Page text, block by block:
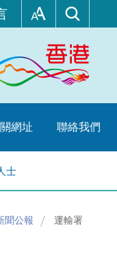
網址 聯絡我們
士
聞公報 運輸署